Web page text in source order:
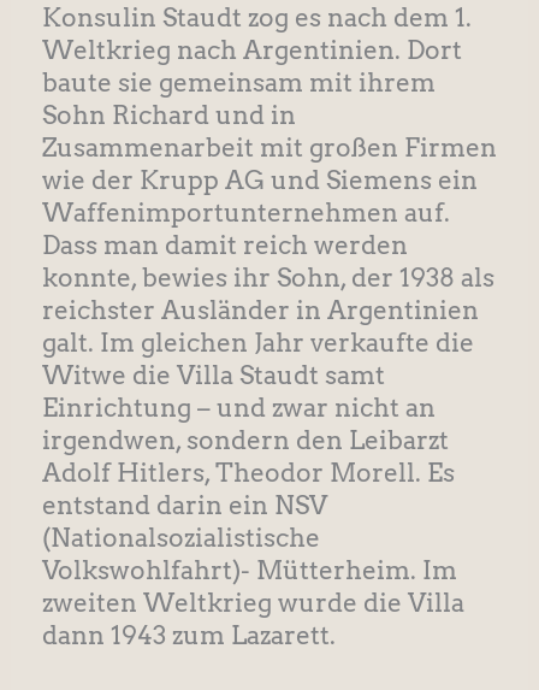
Konsulin Staudt zog es nach dem 1.
Weltkrieg nach Argentinien. Dort
baute sie gemeinsam mit ihrem
Sohn Richard und in
Zusammenarbeit mit großen Firmen
wie der Krupp AG und Siemens ein
Waffenimportunternehmen auf.
Dass man damit reich werden
konnte, bewies ihr Sohn, der 1938 als
reichster Ausländer in Argentinien
galt. Im gleichen Jahr verkaufte die
Witwe die Villa Staudt samt
Einrichtung – und zwar nicht an
irgendwen, sondern den Leibarzt
Adolf Hitlers, Theodor Morell. Es
entstand darin ein NSV
(Nationalsozialistische
Volkswohlfahrt)- Mütterheim. Im
zweiten Weltkrieg wurde die Villa
dann 1943 zum Lazarett.